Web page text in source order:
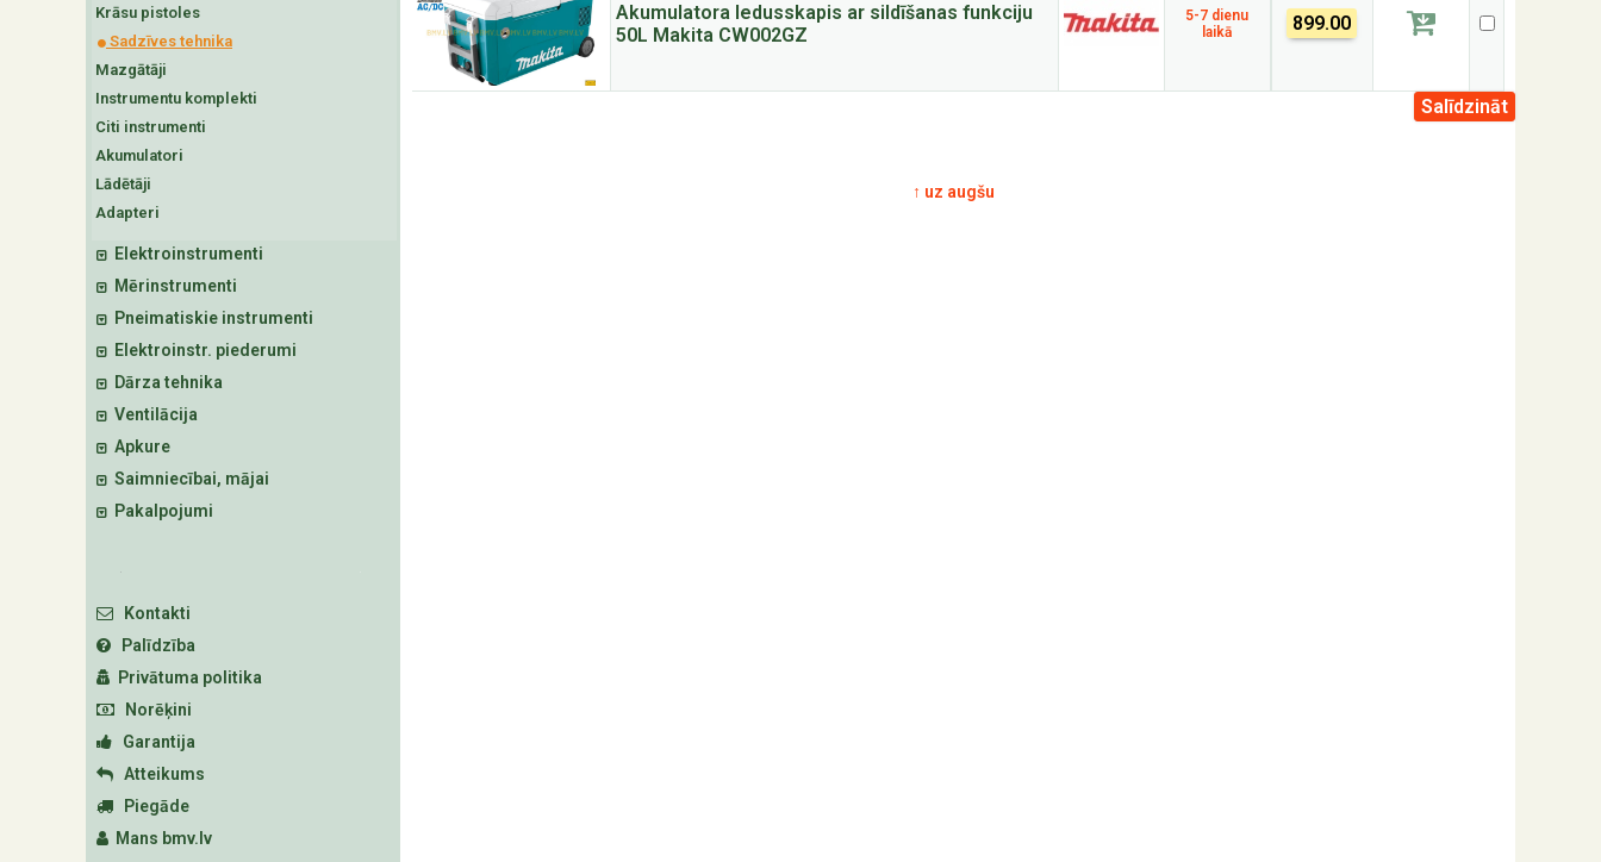
Krāsu pistoles
Sadzīves tehnika
Mazgātāji
Instrumentu komplekti
Citi instrumenti
Akumulatori
Lādētāji
Adapteri
Elektroinstrumenti
Mērinstrumenti
Pneimatiskie instrumenti
Elektroinstr. piederumi
Dārza tehnika
Ventilācija
Apkure
Saimniecībai, mājai
Pakalpojumi
Kontakti
Palīdzība
Privātuma politika
Norēķini
Garantija
Atteikums
Piegāde
Mans bmv.lv
Akumulatora ledusskapis ar sildīšanas funkciju
50L Makita CW002GZ
5-7 dienu
laikā
899.00
↑ uz augšu